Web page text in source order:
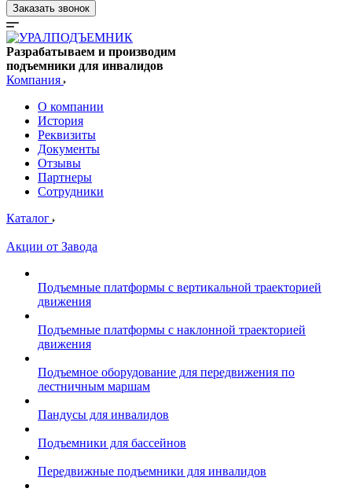
Заказать звонок
Разрабатываем и производим
подъемники для инвалидов
Компания
О компании
История
Реквизиты
Документы
Отзывы
Партнеры
Сотрудники
Каталог
Акции от Завода
Подъемные платформы с вертикальной траекторией
движения
Подъемные платформы с наклонной траекторией
движения
Подъемное оборудование для передвижения по
лестничным маршам
Пандусы для инвалидов
Подъемники для бассейнов
Передвижные подъемники для инвалидов